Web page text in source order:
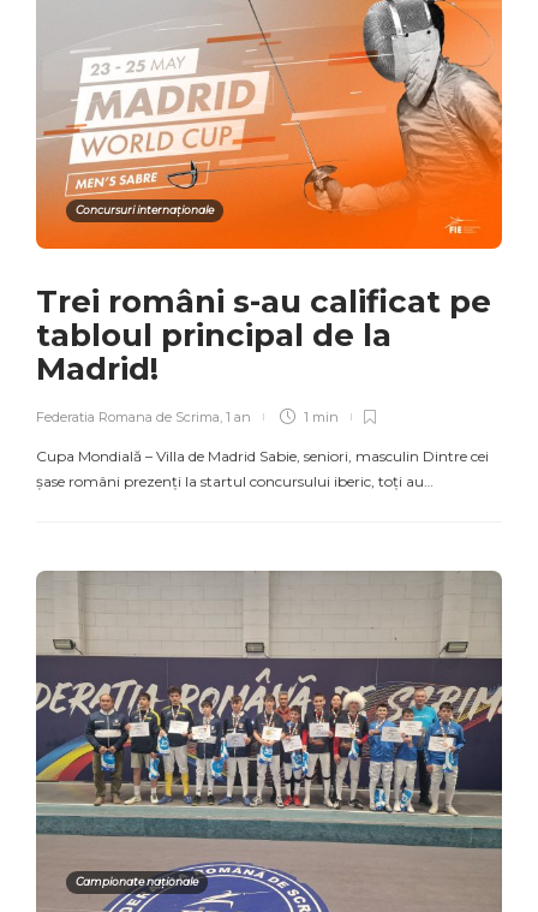
Concursuri internaționale
Trei români s-au calificat pe
tabloul principal de la
Madrid!
Federatia Romana de Scrima, 1 an 1 min
Cupa Mondială – Villa de Madrid Sabie, seniori, masculin Dintre cei
șase români prezenți la startul concursului iberic, toți au…
Campionate naționale